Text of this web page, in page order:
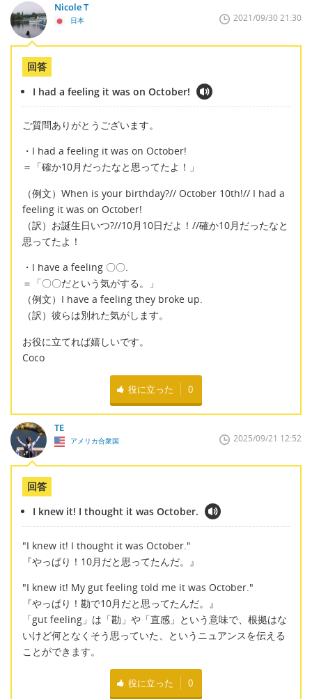
Nicole T
日本 2021/09/30 21:30
回答
I had a feeling it was on October!
ご質問ありがとうございます。
・I had a feeling it was on October!
＝「確か10月だったなと思ってたよ！」
（例文）When is your birthday?// October 10th!// I had a
feeling it was on October!
（訳）お誕生日いつ?//10月10日だよ！//確か10月だったなと
思ってたよ！
・I have a feeling 〇〇.
＝「〇〇だという気がする。」
（例文）I have a feeling they broke up.
（訳）彼らは別れた気がします。
お役に立てれば嬉しいです。
Coco
役に立った 0
TE
アメリカ合衆国 2025/09/21 12:52
回答
I knew it! I thought it was October.
"I knew it! I thought it was October."
『やっぱり！10月だと思ってたんだ。』
"I knew it! My gut feeling told me it was October."
『やっぱり！勘で10月だと思ってたんだ。』
「gut feeling」は「勘」や「直感」という意味で、根拠はな
いけど何となくそう思っていた、というニュアンスを伝える
ことができます。
役に立った 0